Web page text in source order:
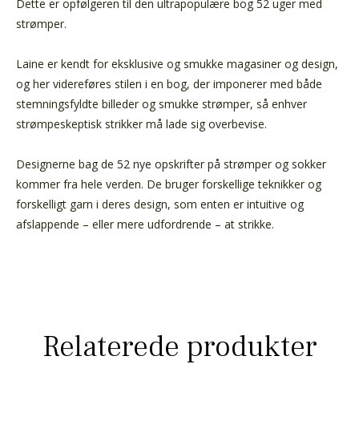
Dette er opfølgeren til den ultrapopulære bog 52 uger med
strømper.
Laine er kendt for eksklusive og smukke magasiner og design,
og her videreføres stilen i en bog, der imponerer med både
stemningsfyldte billeder og smukke strømper, så enhver
strømpeskeptisk strikker må lade sig overbevise.
Designerne bag de 52 nye opskrifter på strømper og sokker
kommer fra hele verden. De bruger forskellige teknikker og
forskelligt garn i deres design, som enten er intuitive og
afslappende – eller mere udfordrende – at strikke.
Relaterede produkter